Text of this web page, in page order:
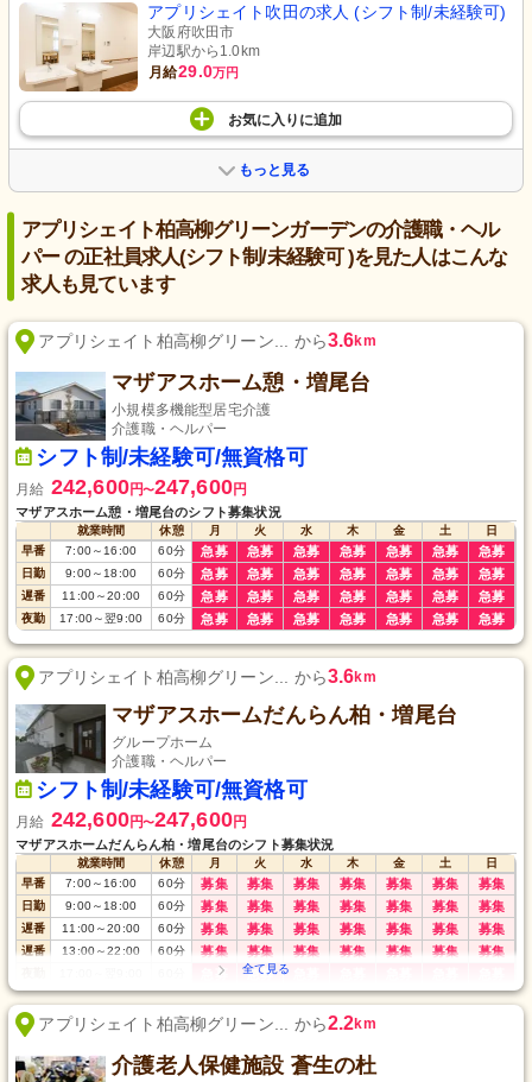
アプリシェイト吹田の求人 (シフト制/未経験可)
大阪府吹田市
岸辺駅から1.0km
月給29.0万円
お気に入り に追加
もっと見る
アプリシェイト柏高柳グリーンガーデンの介護職・ヘル
パー の正社員求人(シフト制/未経験可 )を見た人はこんな
求人も見ています
アプリシェイト柏高柳グリーン... から3.6km
マザアスホーム憩・増尾台
小規模多機能型居宅介護
介護職・ヘルパー
シフト制/未経験可/無資格可
月給 242,600円〜247,600円
マザアスホーム憩・増尾台のシフト募集状況
就業時間 休憩 月 火 水 木 金 土
日
早番
7:00～ 16:00 60分 急募 急募 急募 急募 急募 急募 急募
日勤 9:00～ 18:00 60分 急募 急募 急募 急募 急募 急募 急募
遅番 11:00～20:00 60分 急募 急募 急募 急募 急募 急募 急募
夜勤 17:00～翌9:00 60分 急募 急募 急募 急募 急募 急募 急募
アプリシェイト柏高柳グリーン... から3.6km
マザアスホームだんらん柏・増尾台
グループホーム
介護職・ヘルパー
シフト制/未経験可/無資格可
月給 242,600円〜247,600円
マザアスホームだんらん柏・増尾台のシフト募集状況
就業時間 休憩 月 火 水 木 金 土
日
早番
7:00～ 16:00 60分 募集 募集 募集 募集 募集 募集 募集
日勤 9:00～ 18:00 60分 募集 募集 募集 募集 募集 募集 募集
遅番 11:00～20:00 60分 募集 募集 募集 募集 募集 募集 募集
遅番 13:00～22:00 60分 募集 募集 募集 募集 募集 募集 募集
急募 急募
深夜 22:00～翌9:00 60分 募集 募集 募集 募集 募集 募集 募集
アプリシェイト柏高柳グリーン... から2.2km
介護老人保健施設 蒼生の杜